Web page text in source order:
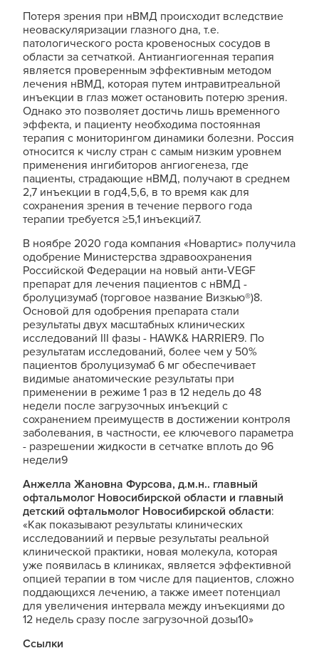
Потеря зрения при нВМД происходит вследствие
неоваскуляризации глазного дна, т.е.
патологического роста кровеносных сосудов в
области за сетчаткой. Антиангиогенная терапия
является проверенным эффективным методом
лечения нВМД, которая путем интравитреальной
инъекции в глаз может остановить потерю зрения.
Однако это позволяет достичь лишь временного
эффекта, и пациенту необходима постоянная
терапия с мониторингом динамики болезни. Россия
относится к числу стран с самым низким уровнем
применения ингибиторов ангиогенеза, где
пациенты, страдающие нВМД, получают в среднем
2,7 инъекции в год4,5,6, в то время как для
сохранения зрения в течение первого года
терапии требуется ≥5,1 инъекций7.
В ноябре 2020 года компания «Новартис» получила
одобрение Министерства здравоохранения
Российской Федерации на новый анти-VEGF
препарат для лечения пациентов с нВМД -
бролуцизумаб (торговое название Визкью®)8.
Основой для одобрения препарата стали
результаты двух масштабных клинических
исследований III фазы - HAWK& HARRIER9. По
результатам исследований, более чем у 50%
пациентов бролуцизумаб 6 мг обеспечивает
видимые анатомические результаты при
применении в режиме 1 раз в 12 недель до 48
недели после загрузочных инъекций с
сохранением преимуществ в достижении контроля
заболевания, в частности, ее ключевого параметра
- разрешении жидкости в сетчатке вплоть до 96
недели9
Анжелла Жановна Фурсова, д.м.н.. главный
офтальмолог Новосибирской области и главный
детский офтальмолог Новосибирской области:
«Как показывают результаты клинических
исследованиий и первые результаты реальной
клинической практики, новая молекула, которая
уже появилась в клиниках, является эффективной
опцией терапии в том числе для пациентов, сложно
поддающихся лечению, а также имеет потенциал
для увеличения интервала между инъекциями до
12 недель сразу после загрузочной дозы10»
Ссылки